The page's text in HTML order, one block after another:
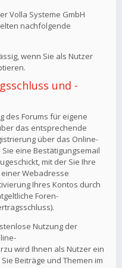
Volla Systeme GmbH
nachfolgende
wenn Sie als Nutzer
und -
des Forums für eigene
das entsprechende
über das Online-
eine Bestätigungsemail
mit der Sie Ihre
Webadresse
Ihres Kontos durch
Foren-
Nutzung der
wird Ihnen als Nutzer ein
Beiträge und Themen im